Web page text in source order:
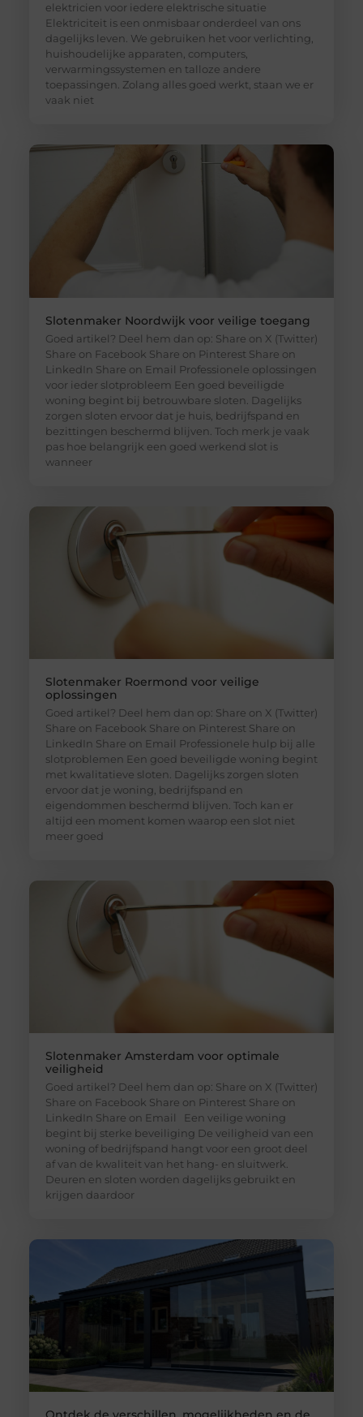
elektricien voor iedere elektrische situatie
Elektriciteit is een onmisbaar onderdeel van ons
dagelijks leven. We gebruiken het voor verlichting,
huishoudelijke apparaten, computers,
verwarmingssystemen en talloze andere
toepassingen. Zolang alles goed werkt, staan we er
vaak niet
Slotenmaker Noordwijk voor veilige toegang
Goed artikel? Deel hem dan op: Share on X (Twitter)
Share on Facebook Share on Pinterest Share on
LinkedIn Share on Email Professionele oplossingen
voor ieder slotprobleem Een goed beveiligde
woning begint bij betrouwbare sloten. Dagelijks
zorgen sloten ervoor dat je huis, bedrijfspand en
bezittingen beschermd blijven. Toch merk je vaak
pas hoe belangrijk een goed werkend slot is
wanneer
Slotenmaker Roermond voor veilige
oplossingen
Goed artikel? Deel hem dan op: Share on X (Twitter)
Share on Facebook Share on Pinterest Share on
LinkedIn Share on Email Professionele hulp bij alle
slotproblemen Een goed beveiligde woning begint
met kwalitatieve sloten. Dagelijks zorgen sloten
ervoor dat je woning, bedrijfspand en
eigendommen beschermd blijven. Toch kan er
altijd een moment komen waarop een slot niet
meer goed
Slotenmaker Amsterdam voor optimale
veiligheid
Goed artikel? Deel hem dan op: Share on X (Twitter)
Share on Facebook Share on Pinterest Share on
LinkedIn Share on Email Een veilige woning
begint bij sterke beveiliging De veiligheid van een
woning of bedrijfspand hangt voor een groot deel
af van de kwaliteit van het hang- en sluitwerk.
Deuren en sloten worden dagelijks gebruikt en
krijgen daardoor